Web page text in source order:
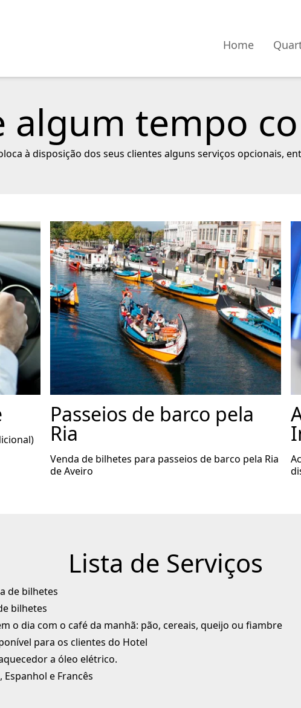
Home
algum tempo
à disposição dos seus clientes alguns serviços opcionais,
Passeios de barco pela
Ria
Venda de bilhetes para passeios de barco pela Ria
de Aveiro
Lista de Serviços
de bilhetes
bilhetes
o dia com o café da manhã: pão, cereais, queijo ou fiambre
para os clientes do Hotel
a óleo elétrico.
e Francês